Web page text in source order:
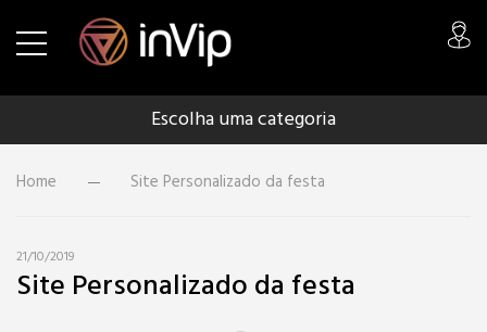
Escolha uma categoria
Home Site Personalizado da festa
21/10/2019
Site Personalizado da festa